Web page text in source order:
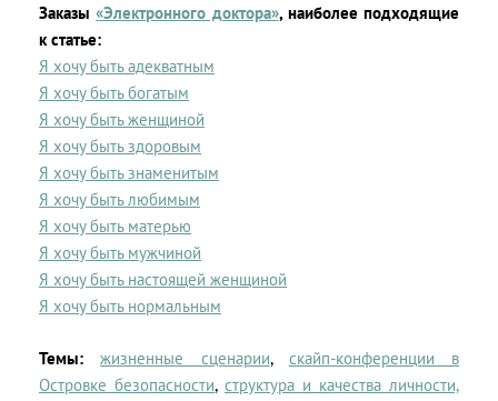
Заказы«Электронного доктора», наиболее подходящие
к статье:
Я хочу быть адекватным
Я хочу быть богатым
Я хочу быть женщиной
Я хочу быть здоровым
Я хочу быть знаменитым
Я хочу быть любимым
Я хочу быть матерью
Я хочу быть мужчиной
Я хочу быть настоящей женщиной
Я хочу быть нормальным
Темы: жизненные сценарии, скайп-конференции в
Островке безопасности, структура и качества личности,